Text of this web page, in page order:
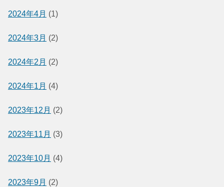
2024年4月 (1)
2024年3月 (2)
2024年2月 (2)
2024年1月 (4)
2023年12月 (2)
2023年11月 (3)
2023年10月 (4)
2023年9月 (2)